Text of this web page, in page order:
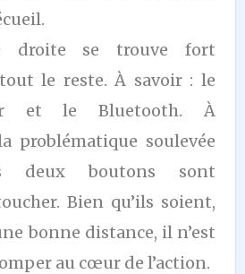
droite se trouve fort
le reste. À savoir : le
et le Bluetooth. À
problématique soulevée
deux boutons sont
Bien qu’ils soient,
bonne distance, il n’est
au cœur de l’action.